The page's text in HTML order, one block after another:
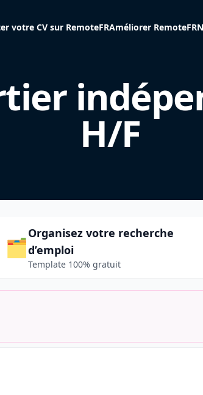
votre CV sur RemoteFRAméliorer RemoteFR
H/F
🗂️
Organisez votre recherche
d’emploi
Template 100% gratuit